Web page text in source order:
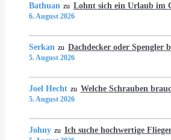
Bathuan zu Lohnt sich ein Urlaub im
6. August 2026
Serkan zu Dachdecker oder Spengler
5. August 2026
Joel Hecht zu Welche Schrauben
5. August 2026
Johny zu Ich suche hochwertige